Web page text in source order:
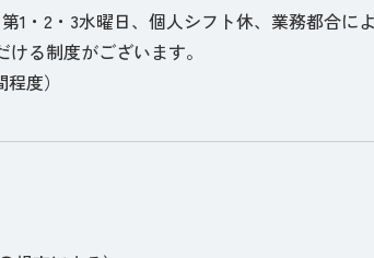
1・2・3水曜日、個人シフト休、業務都合に
る制度がございます。
度）